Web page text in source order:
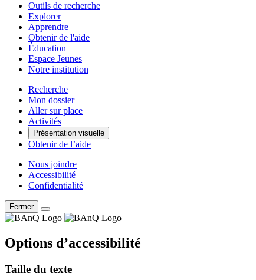
Outils de recherche
Explorer
Apprendre
Obtenir de l'aide
Éducation
Espace Jeunes
Notre institution
Recherche
Mon dossier
Aller sur place
Activités
Présentation visuelle
Obtenir de l’aide
Nous joindre
Accessibilité
Confidentialité
Fermer
Options d’accessibilité
Taille du texte